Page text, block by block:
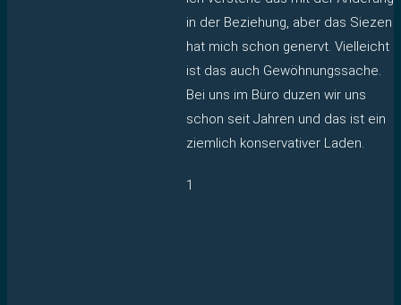
in der Beziehung, aber das Siezen
hat mich schon genervt. Vielleicht
ist das auch Gewöhnungssache.
Bei uns im Büro duzen wir uns
schon seit Jahren und das ist ein
ziemlich konservativer Laden.
1